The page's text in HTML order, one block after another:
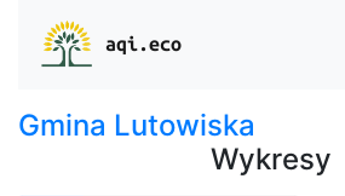
aqi.eco
Gmina Lutowiska
Wykresy